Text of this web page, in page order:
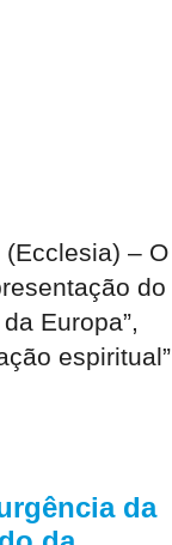
– O
do
Europa”,
espiritual”
da